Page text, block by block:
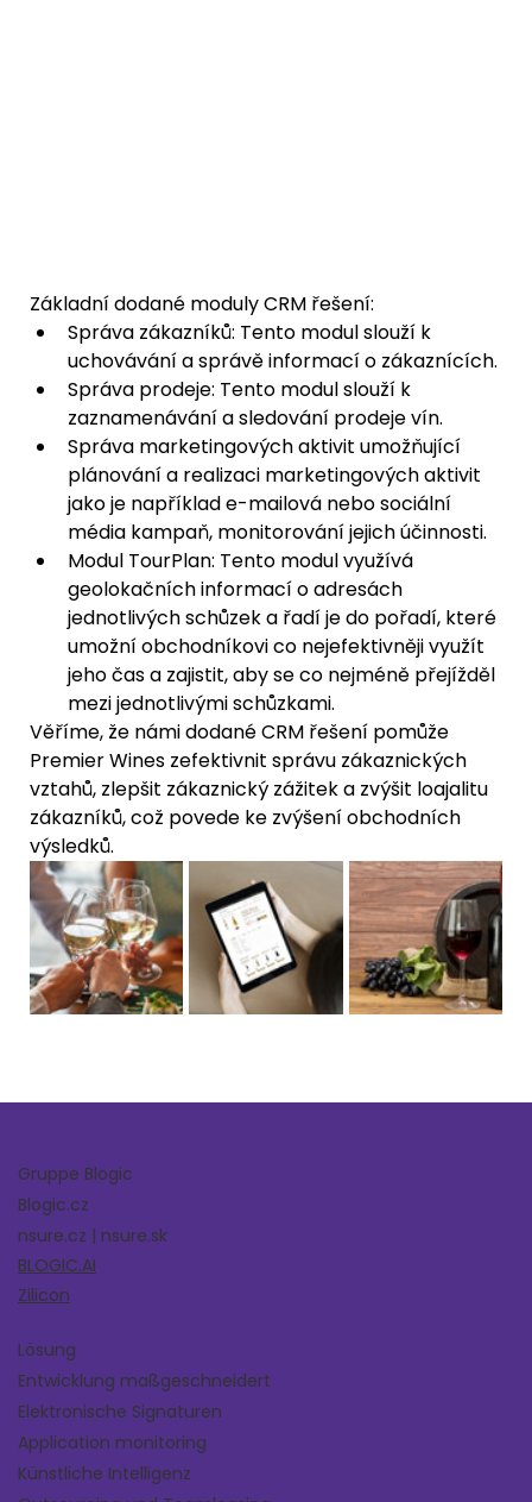
Základní dodané moduly CRM řešení:
Správa zákazníků: Tento modul slouží k
uchovávání a správě informací o zákaznících.
Správa prodeje: Tento modul slouží k
zaznamenávání a sledování prodeje vín.
Správa marketingových aktivit umožňující
plánování a realizaci marketingových aktivit
jako je například e-mailová nebo sociální
média kampaň, monitorování jejich účinnosti.
Modul TourPlan: Tento modul využívá
geolokačních informací o adresách
jednotlivých schůzek a řadí je do pořadí, které
umožní obchodníkovi co nejefektivněji využít
jeho čas a zajistit, aby se co nejméně přejížděl
mezi jednotlivými schůzkami.
Věříme, že námi dodané CRM řešení pomůže
Premier Wines zefektivnit správu zákaznických
vztahů, zlepšit zákaznický zážitek a zvýšit loajalitu
zákazníků, což povede ke zvýšení obchodních
výsledků.
Gruppe Blogic
Blogic.cz
nsure.cz | nsure.sk
BLOGIC.AI
Zilicon
Lösung
Entwicklung maßgeschneidert
Elektronische Signaturen
Application monitoring
Künstliche Intelligenz